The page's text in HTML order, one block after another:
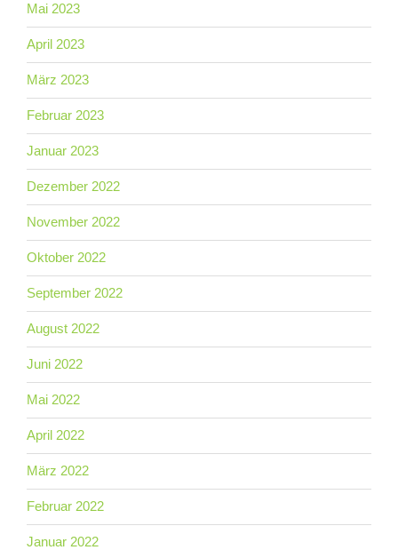
Mai 2023
April 2023
März 2023
Februar 2023
Januar 2023
Dezember 2022
November 2022
Oktober 2022
September 2022
August 2022
Juni 2022
Mai 2022
April 2022
März 2022
Februar 2022
Januar 2022